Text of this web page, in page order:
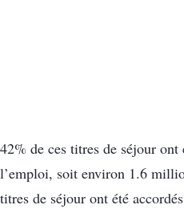
42% de ces titres de séjour
l’emploi, soit environ 1.6
titres de séjour ont été